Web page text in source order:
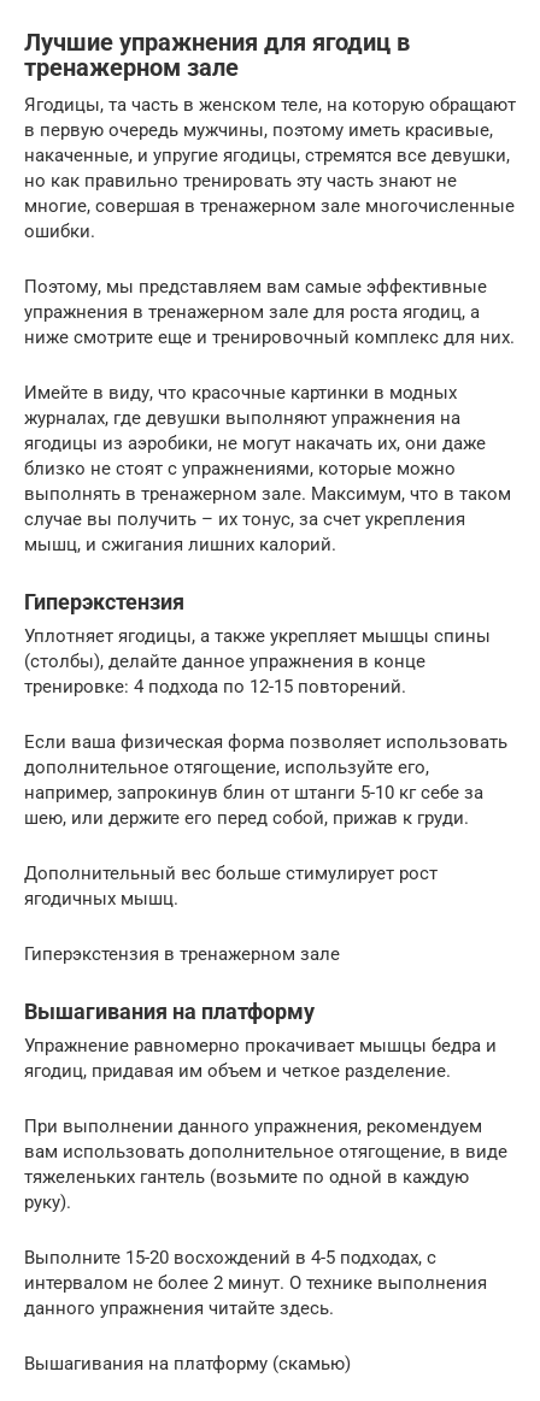
Лучшие упражнения для ягодиц в
тренажерном зале
Ягодицы, та часть в женском теле, на которую обращают
в первую очередь мужчины, поэтому иметь красивые,
накаченные, и упругие ягодицы, стремятся все девушки,
но как правильно тренировать эту часть знают не
многие, совершая в тренажерном зале многочисленные
ошибки.
Поэтому, мы представляем вам самые эффективные
упражнения в тренажерном зале для роста ягодиц, а
ниже смотрите еще и тренировочный комплекс для них.
Имейте в виду, что красочные картинки в модных
журналах, где девушки выполняют упражнения на
ягодицы из аэробики, не могут накачать их, они даже
близко не стоят с упражнениями, которые можно
выполнять в тренажерном зале. Максимум, что в таком
случае вы получить – их тонус, за счет укрепления
мышц, и сжигания лишних калорий.
Гиперэкстензия
Уплотняет ягодицы, а также укрепляет мышцы спины
(столбы), делайте данное упражнения в конце
тренировке: 4 подхода по 12-15 повторений.
Если ваша физическая форма позволяет использовать
дополнительное отягощение, используйте его,
например, запрокинув блин от штанги 5-10 кг себе за
шею, или держите его перед собой, прижав к груди.
Дополнительный вес больше стимулирует рост
ягодичных мышц.
Гиперэкстензия в тренажерном зале
Вышагивания на платформу
Упражнение равномерно прокачивает мышцы бедра и
ягодиц, придавая им объем и четкое разделение.
При выполнении данного упражнения, рекомендуем
вам использовать дополнительное отягощение, в виде
тяжеленьких гантель (возьмите по одной в каждую
руку).
Выполните 15-20 восхождений в 4-5 подходах, с
интервалом не более 2 минут. О технике выполнения
данного упражнения читайте здесь.
Вышагивания на платформу (скамью)